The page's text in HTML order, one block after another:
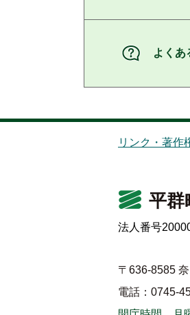
よくあ
リンク・著作
平群
法人番号
〒636-8585
電話：0745-